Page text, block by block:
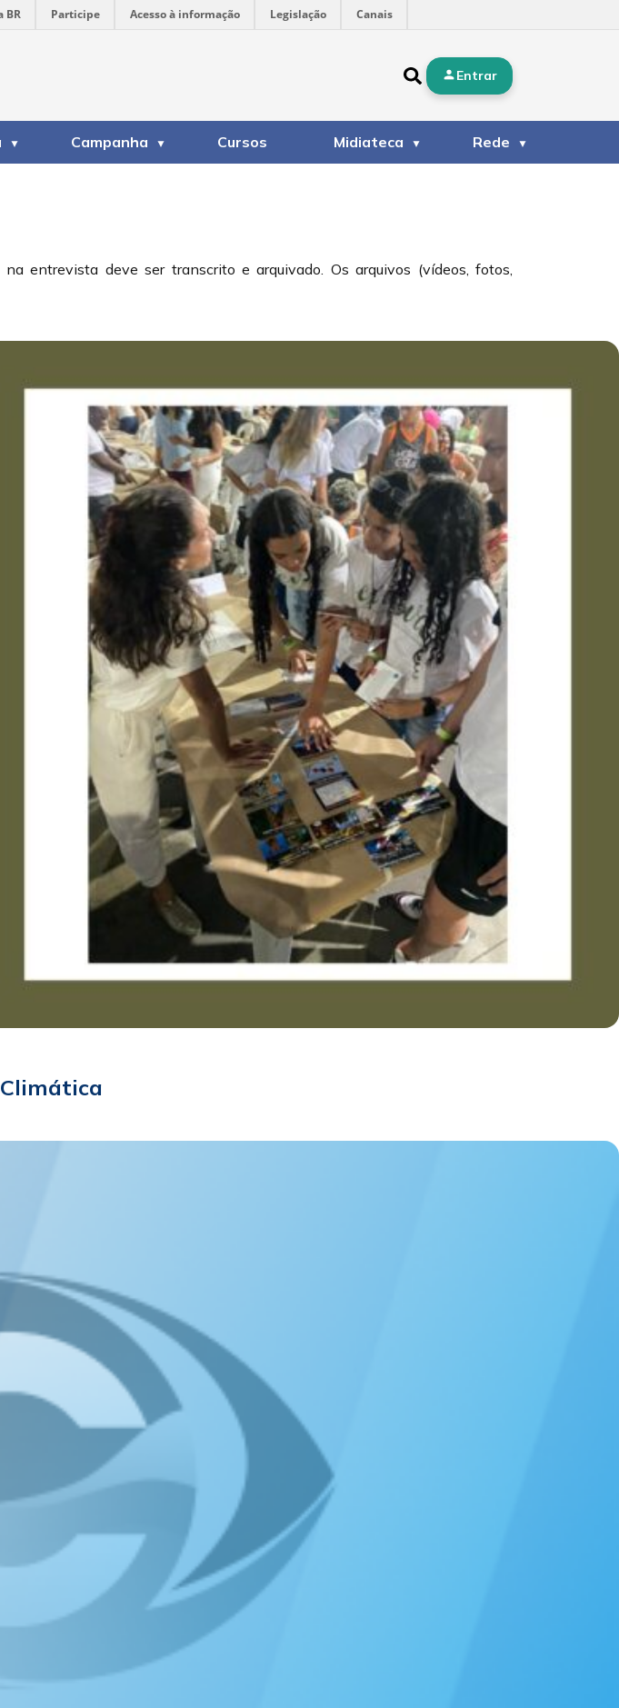
BR Participe Acesso à informação Legislação Canais
Entrar
Campanha Cursos Midiateca Rede
entrevista deve ser transcrito e arquivado. Os arquivos (vídeos, fotos,